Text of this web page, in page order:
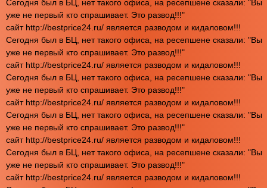
Сегодня был в БЦ, нет такого офиса, на ресепшене сказали: "Вы
уже не первый кто спрашивает. Это развод!!!"
сайт http://bestprice24.ru/ является разводом и кидаловом!!!
Сегодня был в БЦ, нет такого офиса, на ресепшене сказали: "Вы
уже не первый кто спрашивает. Это развод!!!"
сайт http://bestprice24.ru/ является разводом и кидаловом!!!
Сегодня был в БЦ, нет такого офиса, на ресепшене сказали: "Вы
уже не первый кто спрашивает. Это развод!!!"
сайт http://bestprice24.ru/ является разводом и кидаловом!!!
Сегодня был в БЦ, нет такого офиса, на ресепшене сказали: "Вы
уже не первый кто спрашивает. Это развод!!!"
сайт http://bestprice24.ru/ является разводом и кидаловом!!!
Сегодня был в БЦ, нет такого офиса, на ресепшене сказали: "Вы
уже не первый кто спрашивает. Это развод!!!"
сайт http://bestprice24.ru/ является разводом и кидаловом!!!